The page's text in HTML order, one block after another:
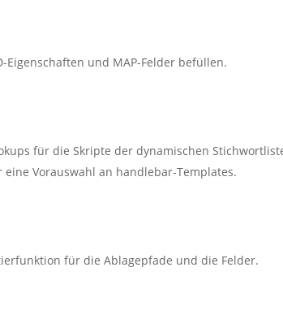
Eigenschaften und MAP-Felder befüllen.
für die Skripte der dynamischen
Vorauswahl an handlebar-Templates.
für die Ablagepfade und die Felder.